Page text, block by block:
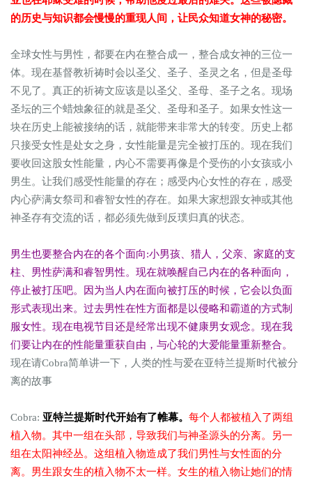
的历史与知识都会慢慢的重现人间，让民众知道女神的秘密。
全球女性与男性，都要在内在整合成一，整合成女神的三位一
体。现在基督教祈祷时会以圣父、圣子、圣灵之名，但是圣母
不见了。真正的祈祷文应该是以圣父、圣母、圣子之名。现场
圣坛的三个蜡烛象征的就是圣父、圣母和圣子。如果女性这一
块在历史上能被接纳的话，就能带来非常大的转变。历史上都
只接受女性是处女之身，女性能量是完全被打压的。现在我们
要收回这股女性能量，内心不需要再像是个受伤的小女孩或小
男生。让我们感受性能量的存在；感受内心女性的存在，感受
内心萨满女祭司和睿智女性的存在。如果大家想跟女神或其他
神圣存有交流的话，都必须先做到反璞归真的状态。
男生也要整合内在的各个面向:小男孩、猎人，父亲、家庭的支
柱、男性萨满和睿智男性。现在就唤醒自己内在的各种面向，
停止被打压吧。因为当人内在面向被打压的时候，它会以负面
形式表现出来。过去男性在性方面都是以侵略和霸道的方式制
服女性。现在电视节目还是经常出现不健康男女观念。现在我
们要让内在的性能量重获自由，与心轮的大爱能量重新整合。
现在请Cobra简单讲一下，人类的性与爱在亚特兰提斯时代被分
离的故事
Cobra: 亚特兰提斯时代开始有了帷幕。 每个人都被植入了两组
植入物。其中一组在头部，导致我们与神圣源头的分离。另一
组在太阳神经丛。这组植入物造成了我们男性与女性面的分
离。男生跟女生的植入物不太一样。女生的植入物让她们的情